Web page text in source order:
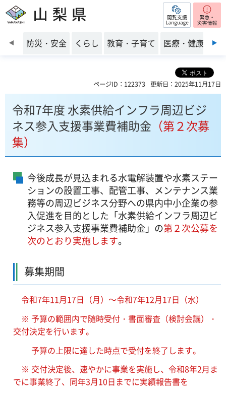
山梨県 閲覧支援
前のスライドを表示
防災・安全 くらし 教育・子育て 医療・健康・福
ページID：122373 更新日：2025年11月17日
令和7年度 水素供給インフラ周辺ビジ
ネス参入支援事業費補助金 （第２次募
集）
今後成長が見込まれる水電解装置や水素ステー
ションの設置工事、配管工事、メンテナンス業
務等の周辺ビジネス分野への県内中小企業の参
入促進を目的とした「水素供給インフラ周辺ビ
ジネス参入支援事業費補助金」の第２次公募を
次のとおり実施します。
募集期間
令和7年11月17日（月）～令和7年12月17日（水）
※ 予算の範囲内で随時受付・書面審査（検討会議）・
交付決定を行います。
予算の上限に達した時点で受付を終了します。
※ 交付決定後、速やかに事業を実施し、令和8年2月ま
でに事業終了、同年3月10日までに実績報告書を